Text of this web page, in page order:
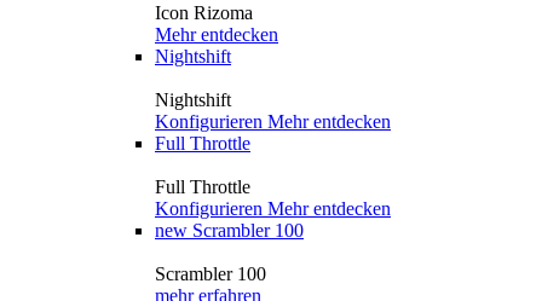
Icon Rizoma
Mehr entdecken
Nightshift
Nightshift
Konfigurieren Mehr entdecken
Full Throttle
Full Throttle
Konfigurieren Mehr entdecken
new Scrambler 100
Scrambler 100
mehr erfahren